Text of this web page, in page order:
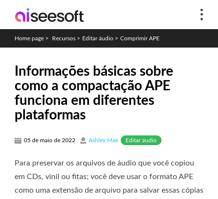
Home page > Recursos > Editar áudio > Comprimir APE
Informações básicas sobre
como a compactação APE
funciona em diferentes
plataformas
05 de maio de 2022 Ashley Mae Editar áudio
Para preservar os arquivos de áudio que você copiou
em CDs, vinil ou fitas; você deve usar o formato APE
como uma extensão de arquivo para salvar essas cópias